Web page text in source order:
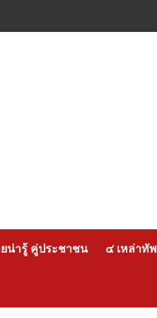
น่ารู้ คู่ประชาชน ๔ เหล่าทัพ